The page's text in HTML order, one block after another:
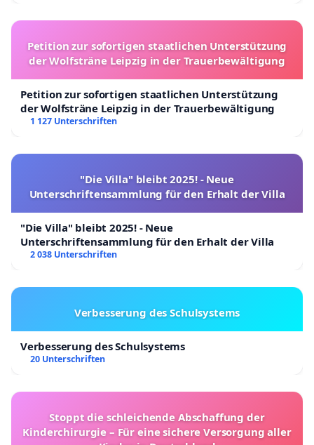
Petition zur sofortigen staatlichen Unterstützung
der Wolfsträne Leipzig in der Trauerbewältigung
Petition zur sofortigen staatlichen Unterstützung
der Wolfsträne Leipzig in der Trauerbewältigung
1 127 Unterschriften
"Die Villa" bleibt 2025! - Neue
Unterschriftensammlung für den Erhalt der Villa
"Die Villa" bleibt 2025! - Neue
Unterschriftensammlung für den Erhalt der Villa
2 038 Unterschriften
Verbesserung des Schulsystems
Verbesserung des Schulsystems
20 Unterschriften
Stoppt die schleichende Abschaffung der
Kinderchirurgie – Für eine sichere Versorgung aller